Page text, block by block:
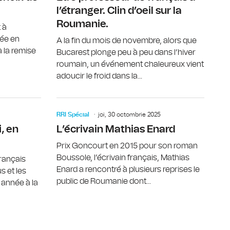
à
en
la remise
l’étranger. Clin d’oeil sur la
Roumanie.
A la fin du mois de novembre, alors que
Bucarest plonge peu à peu dans l’hiver
roumain, un événement chaleureux vient
adoucir le froid dans la...
en
et les
à la
RRI Spécial joi, 30 octombrie 2025
L’écrivain Mathias Enard
Prix Goncourt en 2015 pour son roman
Boussole, l’écrivain français, Mathias
Enard a rencontré à plusieurs reprises le
public de Roumanie dont...